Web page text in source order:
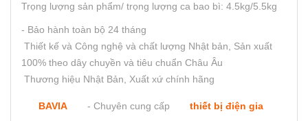
Trọng lượng sản phẩm/ trọng lượng ca bao bì: 4.5kg/5.5kg
- Bảo hành toàn bộ 24 tháng
Thiết kế và Công nghệ và chất lượng Nhật bản, Sản xuất
100% theo dây chuyền và tiêu chuẩn Châu Âu
Thương hiệu Nhật Bản, Xuất xứ chính hãng
BAVIA - Chuyên cung cấp thiết bị điện gia